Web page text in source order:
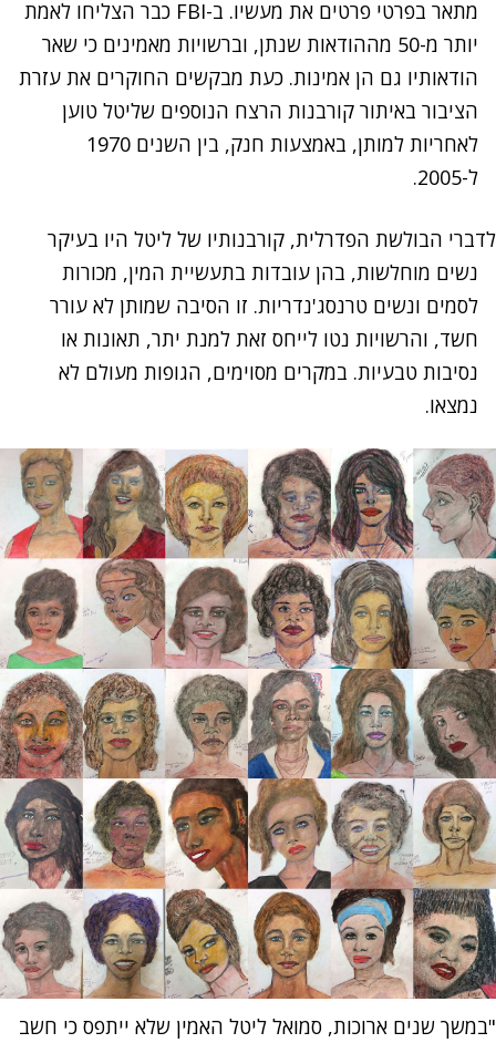
מתאר בפרטי פרטים את מעשיו. ב-FBI כבר הצליחו לאמת
יותר מ-50 מההודאות שנתן, וברשויות מאמינים כי שאר
הודאותיו גם הן אמינות. כעת מבקשים החוקרים את עזרת
הציבור באיתור קורבנות הרצח הנוספים שליטל טוען
לאחריות למותן, באמצעות חנק, בין השנים 1970
ל-2005.
לדברי הבולשת הפדרלית, קורבנותיו של ליטל היו בעיקר
נשים מוחלשות, בהן עובדות בתעשיית המין, מכורות
לסמים ונשים טרנסג'נדריות. זו הסיבה שמותן לא עורר
חשד, והרשויות נטו לייחס זאת למנת יתר, תאונות או
נסיבות טבעיות. במקרים מסוימים, הגופות מעולם לא
נמצאו.
"במשך שנים ארוכות, סמואל ליטל האמין שלא ייתפס כי חשב